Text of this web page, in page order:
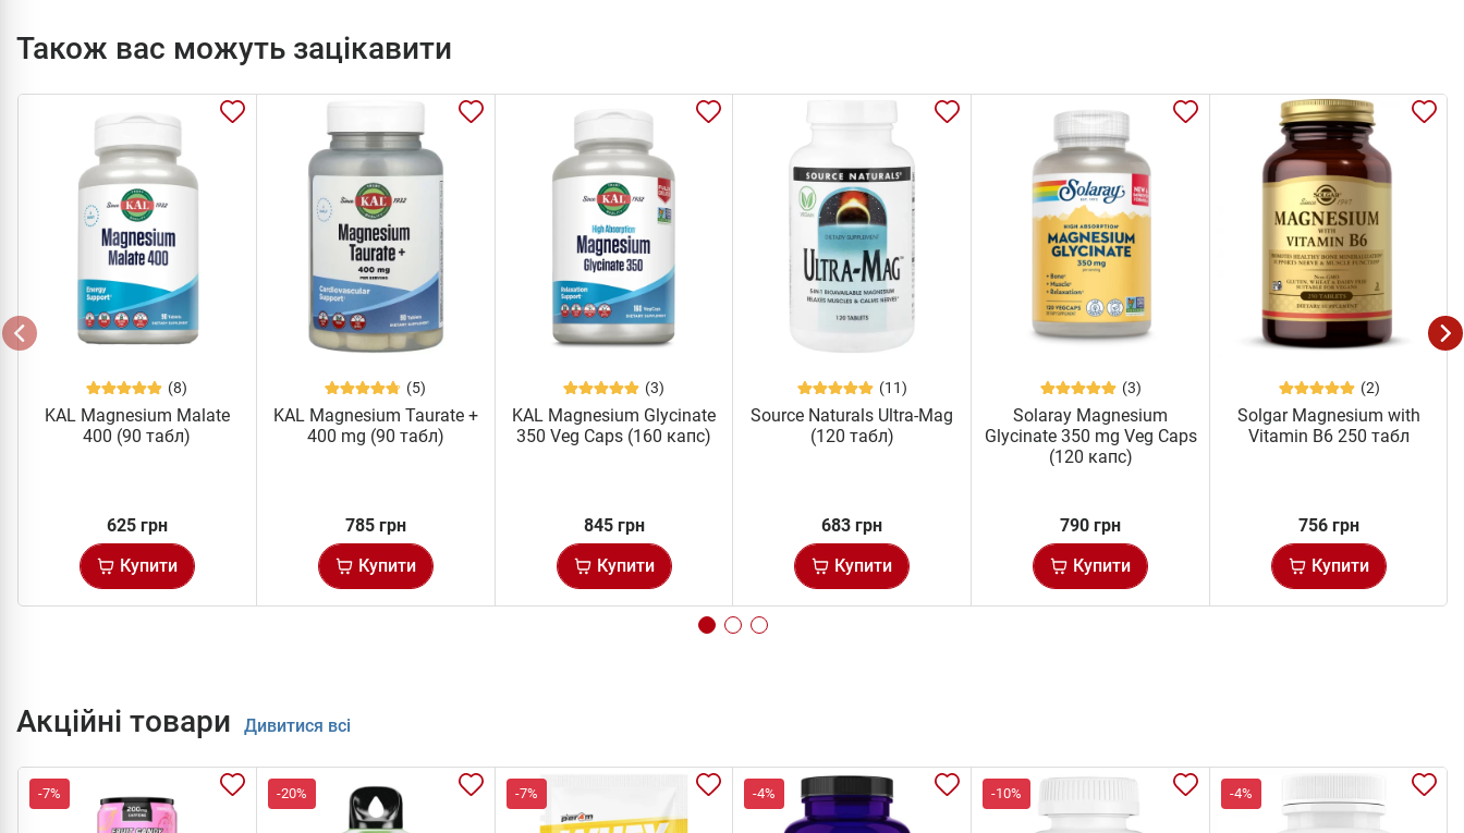
Також вас можуть зацікавити
(8)
KAL Magnesium Malate
400 (90 табл)
625 грн
Купити
(5)
KAL Magnesium Taurate +
400 mg (90 табл)
785 грн
Купити
(3)
KAL Magnesium Glycinate
350 Veg Caps (160 капс)
845 грн
Купити
(11)
Source Naturals Ultra-Mag
(120 табл)
683 грн
Купити
(3)
Solaray Magnesium
Glycinate 350 mg Veg Caps
(120 капс)
790 грн
Купити
(2)
Solgar Magnesium with
Vitamin B6 250 табл
756 грн
Купити
Акційні товари Дивитися всі
-7% -20% -7% -4% -10% -4%